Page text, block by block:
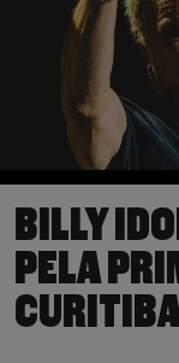
BILLY
PELA